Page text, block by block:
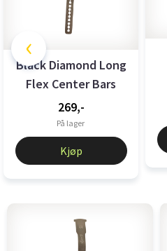
Black Diamond Long
Flex Center Bars
Polished
269,-
På lager
Kjøp
‹